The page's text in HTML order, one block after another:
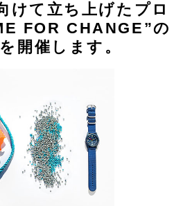
けて立ち上げたプロ
FOR CHANGE”の
開催します。